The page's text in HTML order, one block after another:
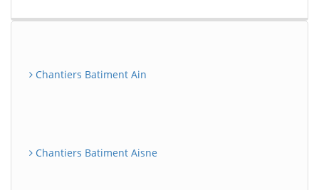
Chantiers Batiment Ain
Chantiers Batiment Aisne